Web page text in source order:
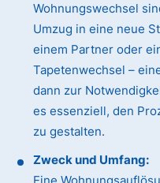
Wohnungswechsel
Umzug in eine neue
einem Partner oder
Tapetenwechsel –
dann zur
es essenziell, den
zu gestalten.
Zweck und Umfang: